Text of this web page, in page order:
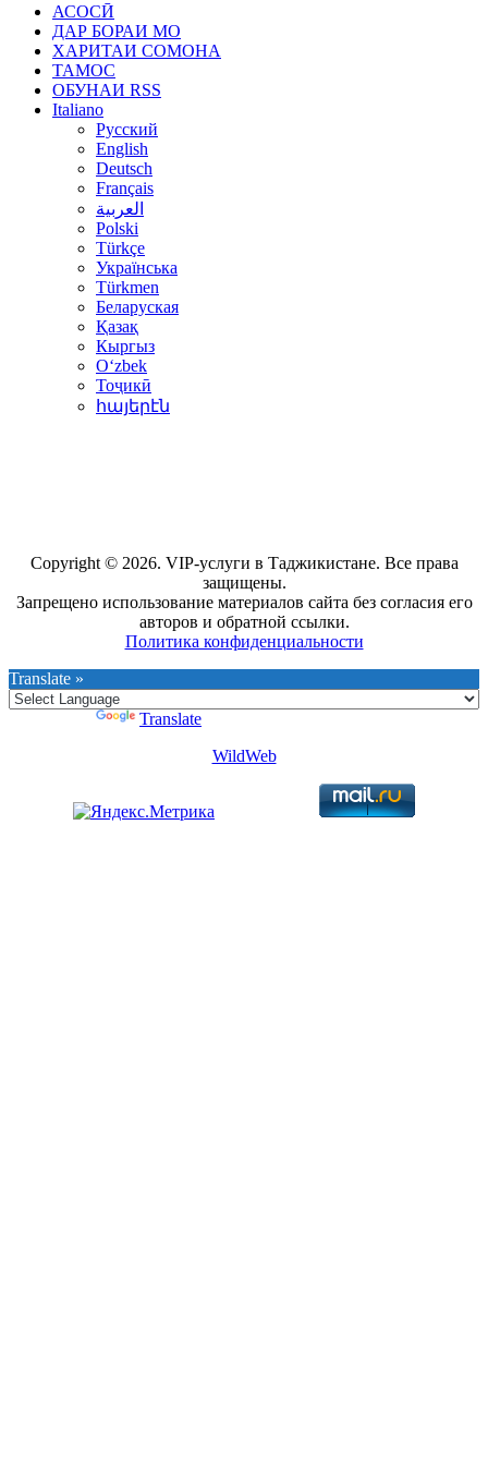
АСОСӢ
ДАР БОРАИ МО
ХАРИТАИ СОМОНА
ТАМОС
ОБУНАИ RSS
Italiano
Русский
English
Deutsch
Français
العربية
Polski
Türkçe
Українська
Türkmen
Беларуская
Қазақ
Кыргыз
Oʻzbek
Тоҷикӣ
հայերէն
Copyright © 2026. VIP-услуги в Таджикистане. Все права
защищены.
Запрещено использование материалов сайта без согласия его
авторов и обратной ссылки.
Политика конфиденциальности
Translate »
Translate
WildWeb